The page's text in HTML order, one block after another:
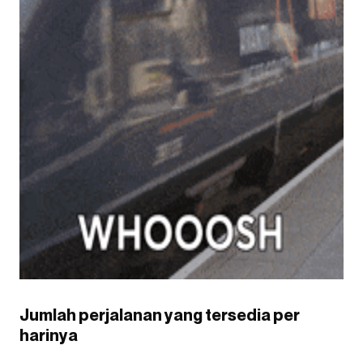
Jumlah perjalanan yang tersedia per
harinya